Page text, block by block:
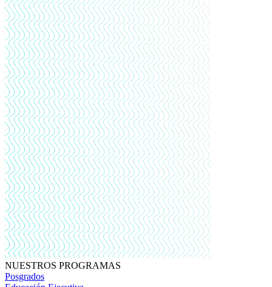
NUESTROS PROGRAMAS
Posgrados